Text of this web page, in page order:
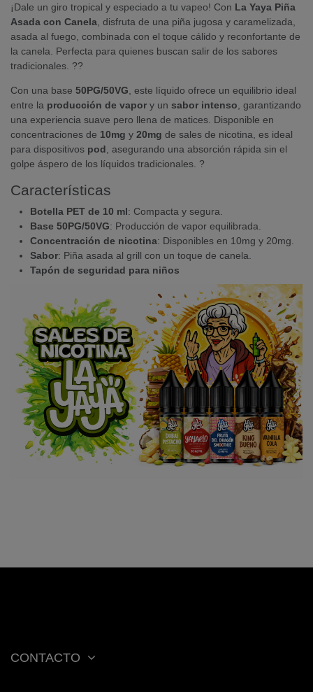
¡Dale un giro tropical y especiado a tu vapeo! Con La Yaya Piña
Asada con Canela , disfruta de una piña jugosa y caramelizada,
asada al fuego, combinada con el toque cálido y reconfortante de
la canela. Perfecta para quienes buscan salir de los sabores
tradicionales. ??
Con una base 50PG/50VG , este líquido ofrece un equilibrio ideal
entre la producción de vapor y un sabor intenso , garantizando
una experiencia suave pero llena de matices. Disponible en
concentraciones de 10mg y 20mg de sales de nicotina, es ideal
para dispositivos pod , asegurando una absorción rápida sin el
golpe áspero de los líquidos tradicionales. ?
Características
Botella PET de 10 ml: Compacta y segura.
Base 50PG/50VG: Producción de vapor equilibrada.
Concentración de nicotina: Disponibles en 10mg y 20mg.
Sabor: Piña asada al grill con un toque de canela.
Tapón de seguridad para niños
CONTACTO